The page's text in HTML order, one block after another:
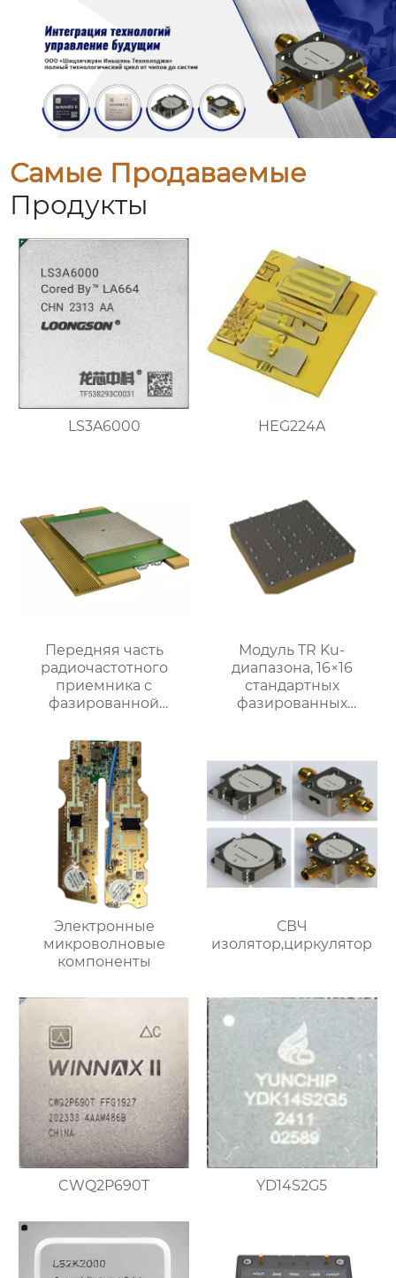
Самые Продаваемые
Продукты
LS3A6000 HEG224A
Передняя часть
радиочастотного
приемника c
фазированной
диапазона
Модуль TR Ku-
диапазона, 16×16
стандартных
фазированных
Электронные
микроволновые
компоненты
СВЧ
изолятор,циркулятор
CWQ2P690T YD14S2G5